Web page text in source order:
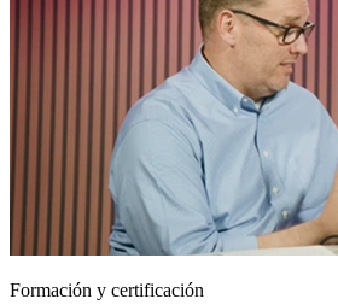
Formación y certificación